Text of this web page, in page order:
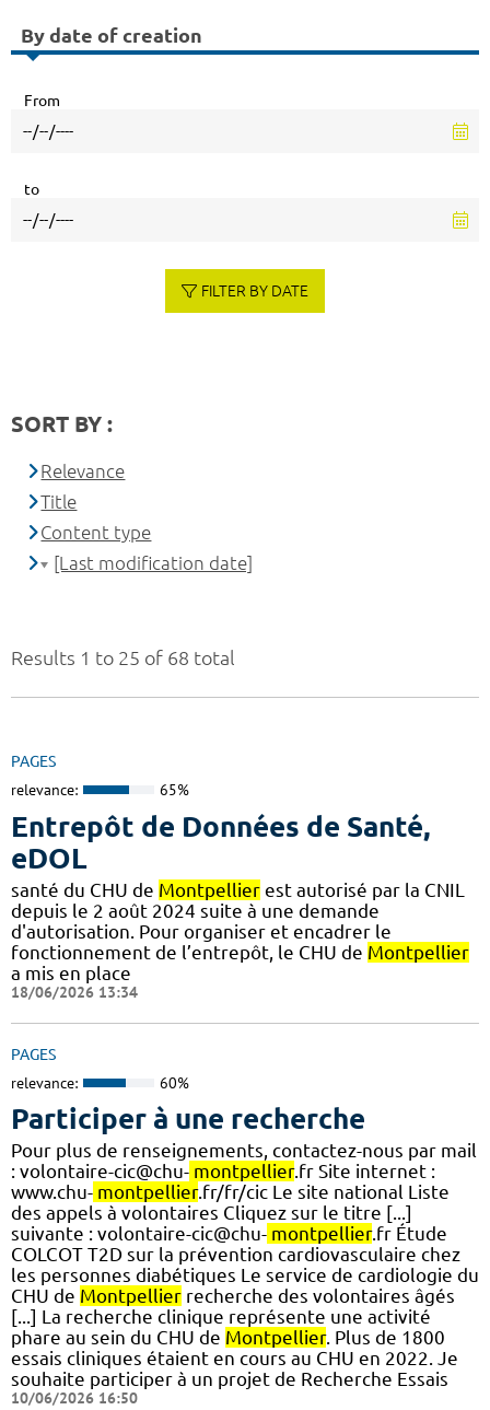
Results 1 to 25 of 68 total
PAGES
relevance: 65%
Entrepôt de Données de Santé,
eDOL
santé du CHU de Montpellier est autorisé par la CNIL
depuis le 2 août 2024 suite à une demande
d'autorisation. Pour organiser et encadrer le
fonctionnement de l’entrepôt, le CHU de Montpellier
a mis en place
18/06/2026 13:34
PAGES
relevance: 60%
Participer à une recherche
Pour plus de renseignements, contactez-nous par mail
: volontaire-cic@chu- montpellier.fr Site internet :
www.chu- montpellier.fr/fr/cic Le site national Liste
des appels à volontaires Cliquez sur le titre [...]
suivante : volontaire-cic@chu- montpellier.fr Étude
COLCOT T2D sur la prévention cardiovasculaire chez
les personnes diabétiques Le service de cardiologie du
CHU de Montpellier recherche des volontaires âgés
[...] La recherche clinique représente une activité
phare au sein du CHU de Montpellier. Plus de 1800
essais cliniques étaient en cours au CHU en 2022. Je
souhaite participer à un projet de Recherche Essais
10/06/2026 16:50
By date of creation
From
to
FILTER BY DATE
SORT BY :
Relevance
Title
Content type
[Last modification date]